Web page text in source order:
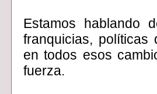
Estamos hablando
franquicias,
en todos esos
fuerza.